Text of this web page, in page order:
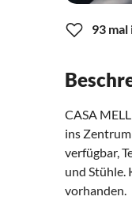
93
CASA
ins
verfügbar,
und Stühle.
vorhanden.